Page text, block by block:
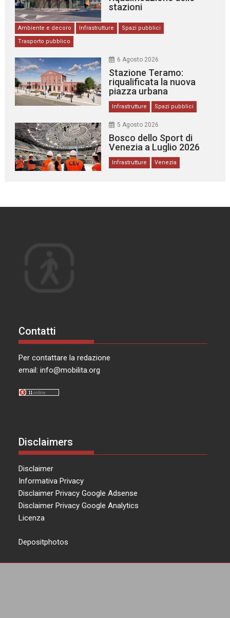
stazioni
Ambiente e decoro Infrastrutture
Spazi pubblici
Trasporto pubblico
6 Agosto 2026
Stazione Teramo:
riqualificata la nuova
piazza urbana
Infrastrutture Spazi pubblici
5 Agosto 2026
Bosco dello Sport di
Venezia a Luglio 2026
Infrastrutture Venezia
Contatti
Per contattare la redazione
email:info@mobilita.org
Disclaimers
Disclaimer
Informativa Privacy
Disclaimer Privacy Google Adsense
Disclaimer Privacy Google Analytics
Licenza
Depositphotos